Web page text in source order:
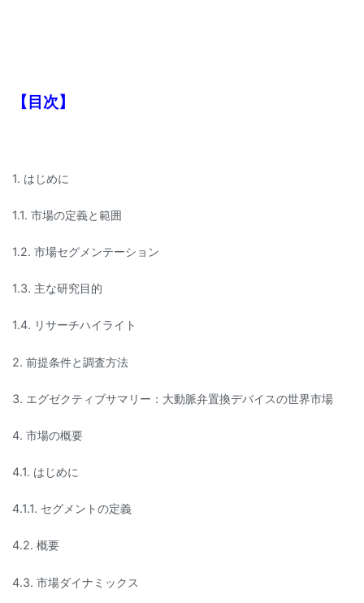
【目次】
1. はじめに
1.1. 市場の定義と範囲
1.2. 市場セグメンテーション
1.3. 主な研究目的
1.4. リサーチハイライト
2. 前提条件と調査方法
3. エグゼクティブサマリー：大動脈弁置換デバイスの世界市場
4. 市場の概要
4.1. はじめに
4.1.1. セグメントの定義
4.2. 概要
4.3. 市場ダイナミックス